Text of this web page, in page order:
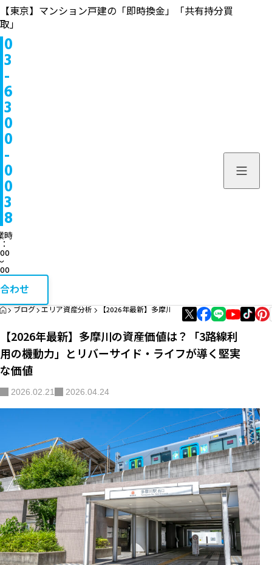
エリア資産分析
購入・リノベガイド
【東京】マンション戸建の「即時換金」「共有持分買
取」
0
3
-
6
3
0
0
-
0
0
3
8
時
わせ
HOME
ブログ エリア資産分析 【2026年最新】多摩川の資産価値は？「3路線利
【2026年最新】多摩川の資産価値は？「3路線利
用の機動力」とリバーサイド・ライフが導く堅実
な価値
2026.02.21 2026.04.24